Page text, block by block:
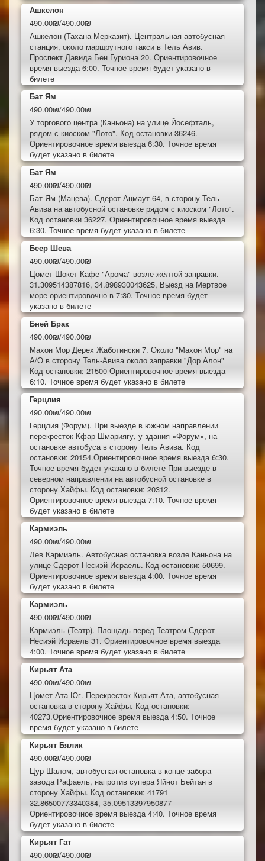
Ашкелон
490.00₪/490.00₪
Ашкелон (Тахана Мерказит). Центральная автобусная
станция, около маршрутного такси в Тель Авив.
Проспект Давида Бен Гуриона 20. Ориентировочное
время выезда 6:00. Точное время будет указано в
билете
Бат Ям
490.00₪/490.00₪
У торгового центра (Каньона) на улице Йосефталь,
рядом с киоском "Лото". Код остановки 36246.
Ориентировочное время выезда 6:30. Точное время
будет указано в билете
Бат Ям
490.00₪/490.00₪
Бат Ям (Мацева). Сдерот Ацмаут 64, в сторону Тель
Авива на автобусной остановке рядом с киоском "Лото".
Код остановки 36227. Ориентировочное время выезда
6:30. Точное время будет указано в билете
Беер Шева
490.00₪/490.00₪
Цомет Шокет Кафе "Арома" возле жёлтой заправки.
31.309514387816, 34.898930043625, Выезд на Мертвое
море ориентировочно в 7:30. Точное время будет
указано в билете
Бней Брак
490.00₪/490.00₪
Махон Мор Дерех Жаботински 7. Около "Махон Мор" на
А/О в сторону Тель-Авива около заправки "Дор Алон"
Код остановки: 21500 Ориентировочное время выезда
6:10. Точное время будет указано в билете
Герцлия
490.00₪/490.00₪
Герцлия (Форум). При выезде в южном направлении
перекресток Кфар Шмариягу, у здания «Форум», на
остановке автобуса в сторону Тель Авива. Код
остановки: 20154.Ориентировочное время выезда 6:30.
Точное время будет указано в билете При выезде в
северном направлении на автобусной остановке в
сторону Хайфы. Код остановки: 20312.
Ориентировочное время выезда 7:10. Точное время
будет указано в билете
Кармиэль
490.00₪/490.00₪
Лев Кармиэль. Автобусная остановка возле Каньона на
улице Сдерот Несиэй Исраель. Код остановки: 50699.
Ориентировочное время выезда 4:00. Точное время
будет указано в билете
Кармиэль
490.00₪/490.00₪
Кармиэль (Театр). Площадь перед Театром Сдерот
Несиэй Исраель 31. Ориентировочное время выезда
4:00. Точное время будет указано в билете
Кирьят Ата
490.00₪/490.00₪
Цомет Ата Юг. Перекресток Кирьят-Ата, автобусная
остановка в сторону Хайфы. Код остановки:
40273.Ориентировочное время выезда 4:50. Точное
время будет указано в билете
Кирьят Бялик
490.00₪/490.00₪
Цур-Шалом, автобусная остановка в конце забора
завода Рафаель, напротив супера Яйнот Бейтан в
сторону Хайфы. Код остановки: 41791
32.86500773340384, 35.09513397950877
Ориентировочное время выезда 4:40. Точное время
будет указано в билете
Кирьят Гат
490.00₪/490.00₪